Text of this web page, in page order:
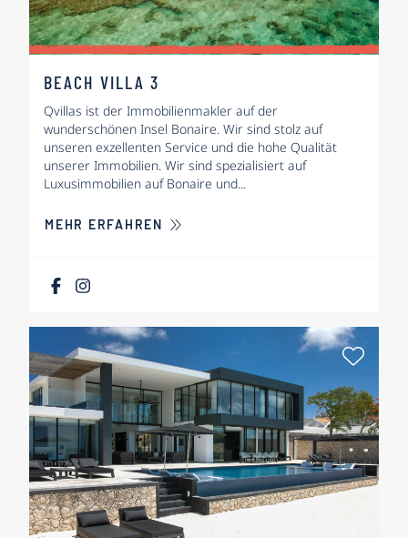
BEACH VILLA 3
Qvillas ist der Immobilienmakler auf der
wunderschönen Insel Bonaire. Wir sind stolz auf
unseren exzellenten Service und die hohe Qualität
unserer Immobilien. Wir sind spezialisiert auf
Luxusimmobilien auf Bonaire und...
MEHR ERFAHREN ÜBER BEACH VILLA 3
Als